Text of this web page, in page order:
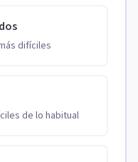
difíciles
de lo habitual